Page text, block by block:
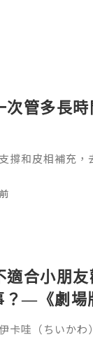
次管多長
撐和皮相補充，
次管多長時間
起。1.區別於
適合小朋
？—《劇場
卡哇（ちいかわ